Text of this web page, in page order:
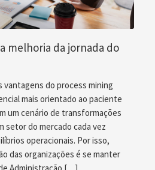
melhoria da jornada do
vantagens do process mining
mais orientado ao paciente
um cenário de transformações
setor do mercado cada vez
operacionais. Por isso,
das organizações é se manter